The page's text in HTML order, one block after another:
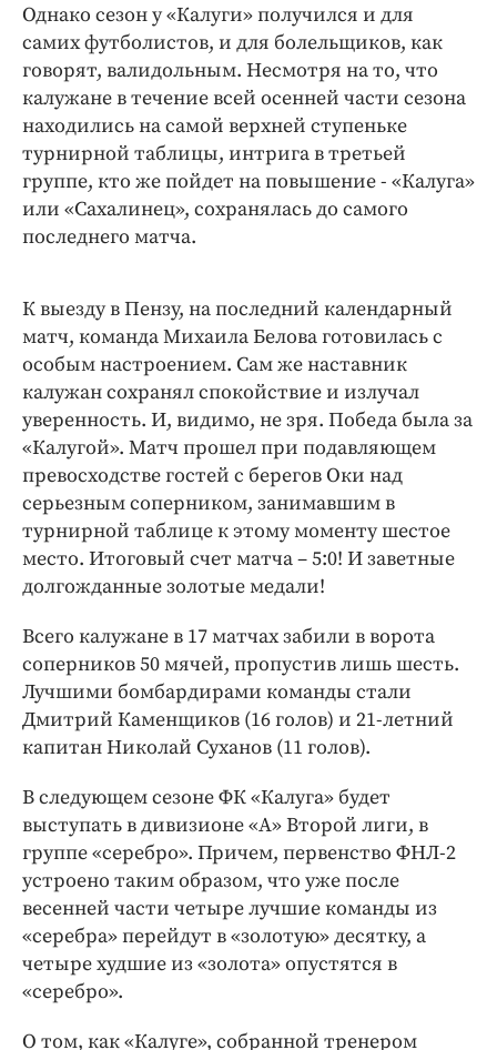
Однако сезон у «Калуги» получился и для
самих футболистов, и для болельщиков, как
говорят, валидольным. Несмотря на то, что
калужане в течение всей осенней части сезона
находились на самой верхней ступеньке
турнирной таблицы, интрига в третьей
группе, кто же пойдет на повышение - «Калуга»
или «Сахалинец», сохранялась до самого
последнего матча.
К выезду в Пензу, на последний календарный
матч, команда Михаила Белова готовилась с
особым настроением. Сам же наставник
калужан сохранял спокойствие и излучал
уверенность. И, видимо, не зря. Победа была за
«Калугой». Матч прошел при подавляющем
превосходстве гостей с берегов Оки над
серьезным соперником, занимавшим в
турнирной таблице к этому моменту шестое
место. Итоговый счет матча – 5:0! И заветные
долгожданные золотые медали!
Всего калужане в 17 матчах забили в ворота
соперников 50 мячей, пропустив лишь шесть.
Лучшими бомбардирами команды стали
Дмитрий Каменщиков (16 голов) и 21-летний
капитан Николай Суханов (11 голов).
В следующем сезоне ФК «Калуга» будет
выступать в дивизионе «А» Второй лиги, в
группе «серебро». Причем, первенство ФНЛ-2
устроено таким образом, что уже после
весенней части четыре лучшие команды из
«серебра» перейдут в «золотую» десятку, а
четыре худшие из «золота» опустятся в
«серебро».
О том, как «Калуге», собранной тренером